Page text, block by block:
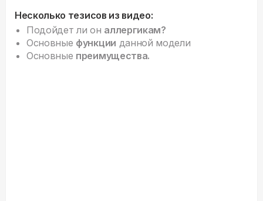
Несколько тезисов из видео:
Подойдет ли он аллергикам?
Основные функции данной модели
Основные преимущества.